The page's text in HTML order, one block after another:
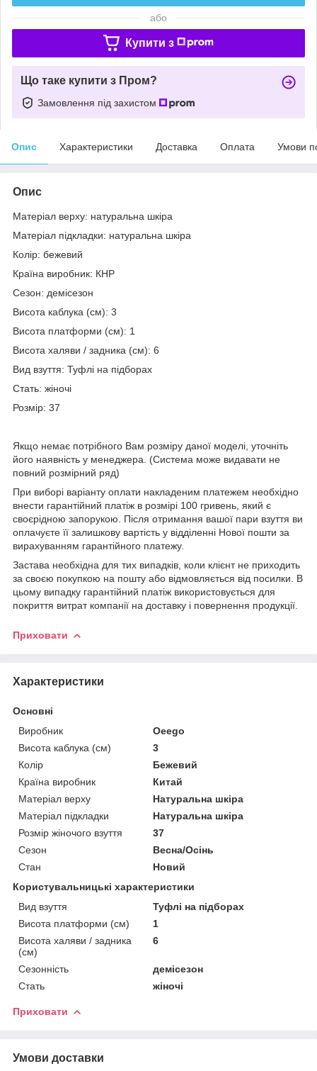
або
Купити з
Що таке купити з Пром?
Замовлення під захистом
Опис Характеристики Доставка Оплата Умови
Опис
Матеріал верху: натуральна шкіра
Матеріал підкладки: натуральна шкіра
Колір: бежевий
Країна виробник: КНР
Сезон: демісезон
Висота каблука (см): 3
Висота платформи (см): 1
Висота халяви / задника (см): 6
Вид взуття: Туфлі на підборах
Стать: жіночі
Розмір: 37
Якщо немає потрібного Вам розміру даної моделі, уточніть
його наявність у менеджера. (Система може видавати не
повний розмірний ряд)
При виборі варіанту оплати накладеним платежем необхідно
внести гарантійний платіж в розмірі 100 гривень, який є
своєрідною запорукою. Після отримання вашої пари взуття ви
оплачуєте її залишкову вартість у відділенні Нової пошти за
вирахуванням гарантійного платежу.
Застава необхідна для тих випадків, коли клієнт не приходить
за своєю покупкою на пошту або відмовляється від посилки. В
цьому випадку гарантійний платіж використовується для
покриття витрат компанії на доставку і повернення продукції.
Приховати
Характеристики
Основні
Виробник
Oeego
Висота каблука (см)
3
Колір
Бежевий
Країна виробник
Китай
Матеріал верху
Натуральна шкіра
Матеріал підкладки
Натуральна шкіра
Розмір жіночого взуття
37
Сезон
Весна/Осінь
Стан
Новий
Користувальницькі характеристики
Вид взуття
Туфлі на підборах
Висота платформи (см)
1
Висота халяви / задника
(см)
6
Сезонність
демісезон
Стать
жіночі
Приховати
Умови доставки